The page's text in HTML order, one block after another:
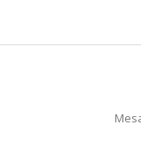
atla